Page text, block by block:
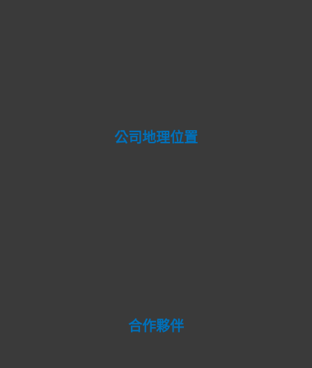
公司地理位置
合作夥伴